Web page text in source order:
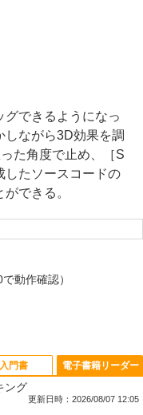
できるようになっ
しながら3D効果を調
た角度で止め、［S
したソースコードの
できる。
動作確認）
門書 電子書籍リーダー
ング
更新日時：2026/08/07 12:05